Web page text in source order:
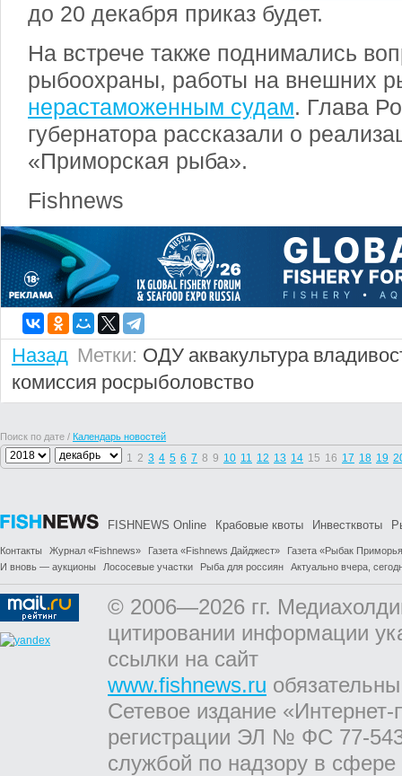
до 20 декабря приказ будет.
На встрече также поднимались
рыбоохраны, работы на внешних
нерастаможенным судам. Глава
губернатора рассказали о
«Приморская рыба».
Fishnews
Назад Метки: ОДУ аквакультура
комиссия росрыболовство
Поиск по дате / Календарь новостей
1 2 3 4 5 6 7 8 9 10 11 12 13 14 15 16 17 18 19
FISHNEWS Online Крабовые квоты Инвестквоты
Контакты Журнал «Fishnews» Газета «Fishnews Дайджест»
Газета «Рыбак
И вновь — аукционы
Лососевые участки Рыба для россиян Актуально вчера,
© 2006—2026 гг.
цитировании информации
ссылки на сайт
www.fishnews.ru
Сетевое издание
регистрации ЭЛ № ФС 77-
службой по надзору в